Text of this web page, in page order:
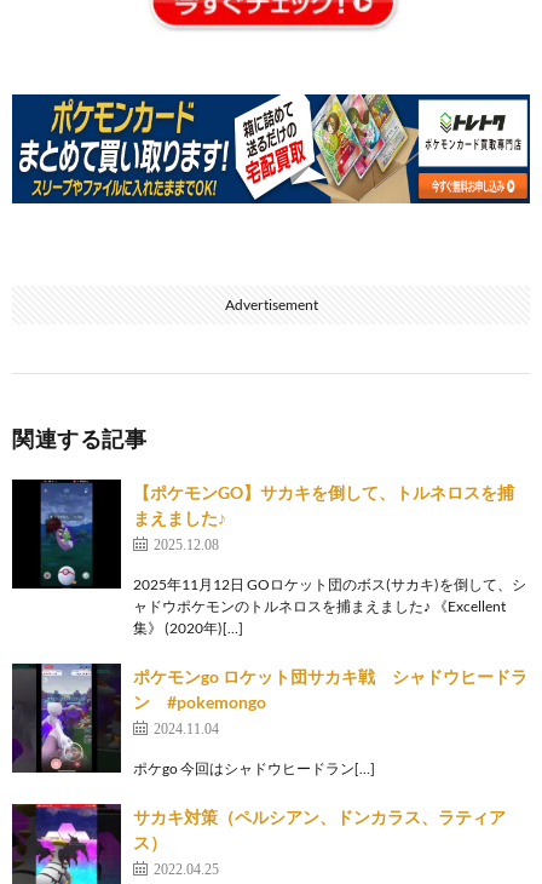
Advertisement
関連する記事
【ポケモンGO】サカキを倒して、トルネロスを捕
まえました♪
2025.12.08
2025年11月12日 GOロケット団のボス(サカキ)を倒して、シ
ャドウポケモンのトルネロスを捕まえました♪ 《Excellent
集》 (2020年)[…]
ポケモンgo ロケット団サカキ戦 シャドウヒードラ
ン #pokemongo
2024.11.04
ポケgo 今回はシャドウヒードラン[…]
サカキ対策（ペルシアン、ドンカラス、ラティア
ス）
2022.04.25